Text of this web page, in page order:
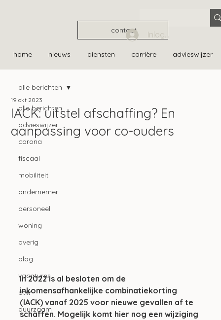
contact
home nieuws diensten carrière advieswijzer
Inloggen
alle berichten
advieswijzer
corona
fiscaal
mobiliteit
ondernemer
personeel
woning
overig
blog
vacatures
btw
duurzaam
alle berichten
IACK: uitstel afschaffing? En
aanpassing voor co-ouders
19 okt 2023
In 2022 is al besloten om de
inkomensafhankelijke combinatiekorting
(IACK) vanaf 2025 voor nieuwe gevallen af te
schaffen. Mogelijk komt hier nog een wijziging